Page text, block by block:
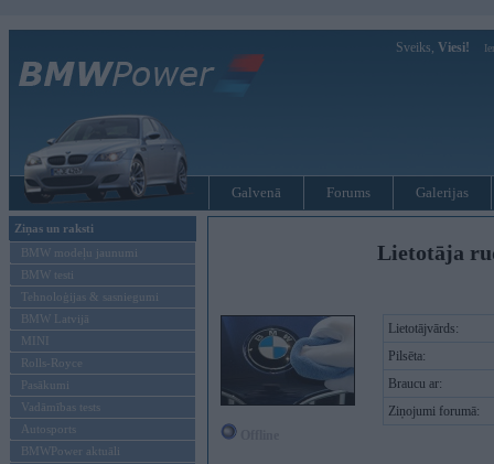
Sveiks, Viesi!
Galvenā Forums Galerijas
Ziņas un raksti
BMW modeļu jaunumi
BMW testi
Tehnoloģijas & sasniegumi
BMW Latvijā
MINI
Rolls-Royce
Pasākumi
Vadāmības tests
Autosports
BMWPower aktuāli
Lietotāja
Lietotājvārds:
Pilsēta:
Braucu ar:
Ziņojumi forumā: